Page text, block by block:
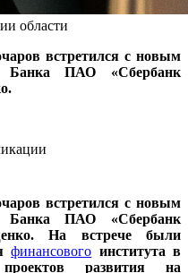
области
встретился с новым
Банка ПАО «Сбербанк
встретился с новым
Банка ПАО «Сбербанк
На встрече были
финансового института в
развития на